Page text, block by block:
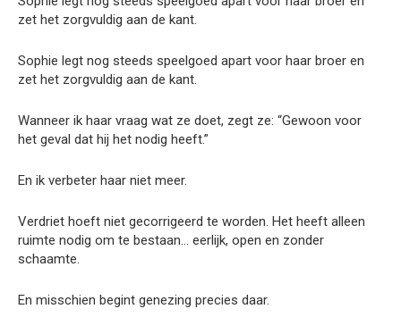
zet het zorgvuldig aan de kant.
Sophie legt nog steeds speelgoed apart voor haar broer en
zet het zorgvuldig aan de kant.
Wanneer ik haar vraag wat ze doet, zegt ze: “Gewoon voor
het geval dat hij het nodig heeft.”
En ik verbeter haar niet meer.
Verdriet hoeft niet gecorrigeerd te worden. Het heeft alleen
ruimte nodig om te bestaan… eerlijk, open en zonder
schaamte.
En misschien begint genezing precies daar.